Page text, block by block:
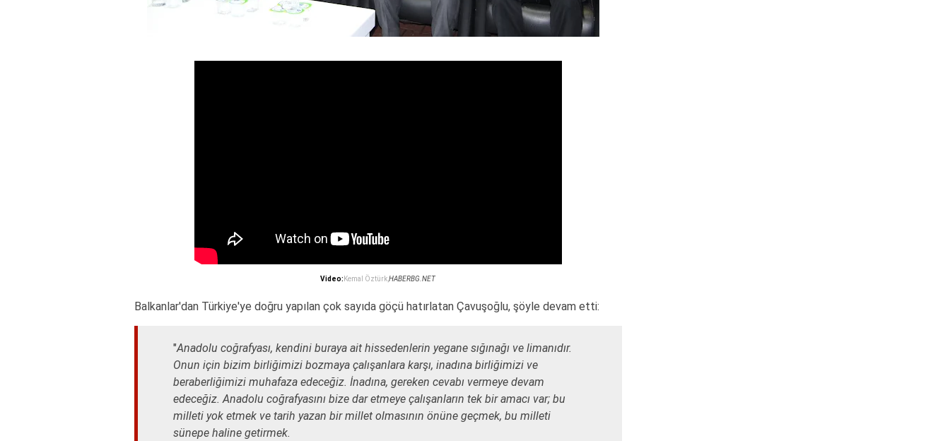
Video: Kemal Öztürk,HABERBG.NET
Balkanlar'dan Türkiye'ye doğru yapılan çok sayıda göçü hatırlatan Çavuşoğlu, şöyle devam etti:
"Anadolu coğrafyası, kendini buraya ait hissedenlerin yegane sığınağı ve limanıdır.
Onun için bizim birliğimizi bozmaya çalışanlara karşı, inadına birliğimizi ve
beraberliğimizi muhafaza edeceğiz. İnadına, gereken cevabı vermeye devam
edeceğiz. Anadolu coğrafyasını bize dar etmeye çalışanların tek bir amacı var; bu
milleti yok etmek ve tarih yazan bir millet olmasının önüne geçmek, bu milleti
sünepe haline getirmek.